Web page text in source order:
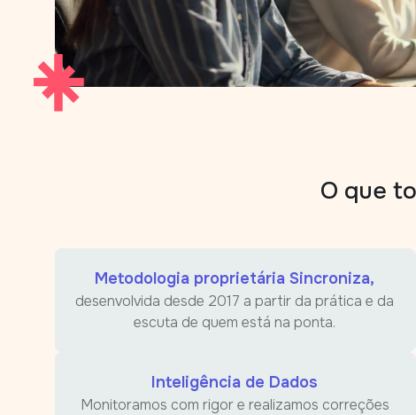
O que
Metodologia proprietária Sincroniza,
desenvolvida desde 2017 a partir da prática e da
escuta de quem está na ponta.
Inteligência de Dados
Monitoramos com rigor e realizamos correções